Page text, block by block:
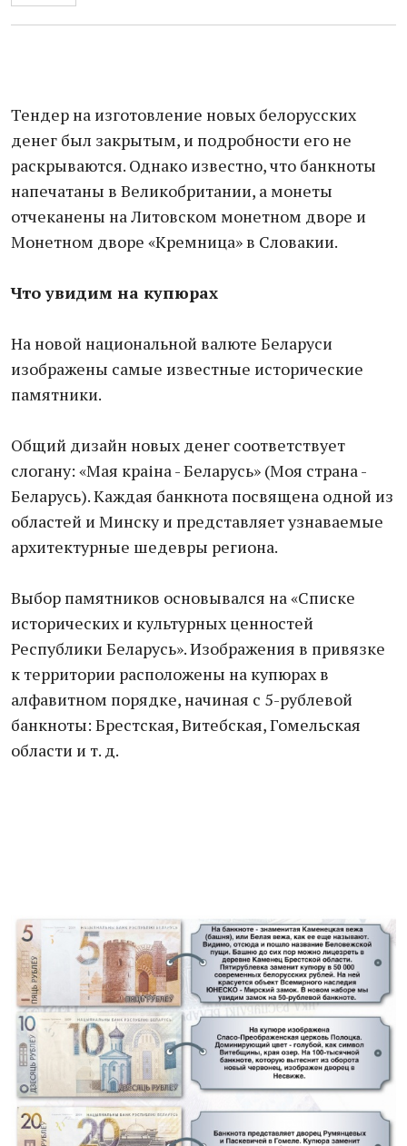
Тендер на изготовление новых белорусских
денег был закрытым, и подробности его не
раскрываются. Однако известно, что банкноты
напечатаны в Великобритании, а монеты
отчеканены на Литовском монетном дворе и
Монетном дворе «Кремница» в Словакии.
Что увидим на купюрах
На новой национальной валюте Беларуси
изображены самые известные исторические
памятники.
Общий дизайн новых денег соответствует
слогану: «Мая краіна - Беларусь» (Моя страна -
Беларусь). Каждая банкнота посвящена одной из
областей и Минску и представляет узнаваемые
архитектурные шедевры региона.
Выбор памятников основывался на «Списке
исторических и культурных ценностей
Республики Беларусь». Изображения в привязке
к территории расположены на купюрах в
алфавитном порядке, начиная с 5-рублевой
банкноты: Брестская, Витебская, Гомельская
области и т. д.